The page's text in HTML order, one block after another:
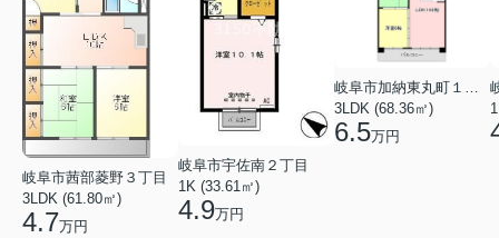
岐阜市茜部菱野３丁目
3LDK (61.80㎡)
4.7万円
岐阜市宇佐南２丁目
1K (33.61㎡)
4.9万円
岐阜市加納東丸町１丁目
3LDK (68.36㎡)
6.5万円